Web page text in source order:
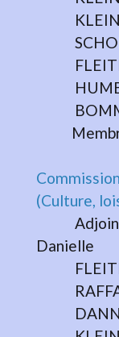
KLEIN
(Culture,
Adjointe
Danielle
FLEITH